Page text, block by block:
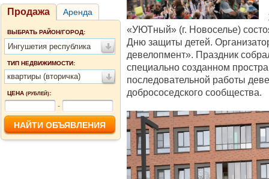
Продажа Аренда
ВЫБРАТЬ РАЙОН/ГОРОД:
Ингушетия республика
ТИП НЕДВИЖИМОСТИ:
квартиры (вторичка)
ЦЕНА (РУБЛЕЙ):
-
«УЮТный» (г. Новоселье)
Дню защиты детей.
девелопмент». Праздник
специально созданном
последовательной работы
добрососедского сообщества.